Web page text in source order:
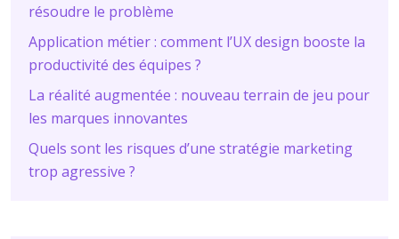
résoudre le problème
Application métier : comment l’UX design booste la
productivité des équipes ?
La réalité augmentée : nouveau terrain de jeu pour
les marques innovantes
Quels sont les risques d’une stratégie marketing
trop agressive ?